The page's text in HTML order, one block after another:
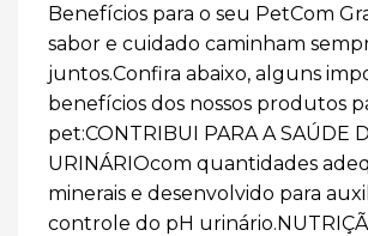
Benefícios para o seu PetCom
sabor e cuidado caminham
juntos.Confira abaixo, alguns
benefícios dos nossos produtos
pet:CONTRIBUI PARA A SAÚDE
URINÁRIOcom quantidades
minerais e desenvolvido para
controle do pH